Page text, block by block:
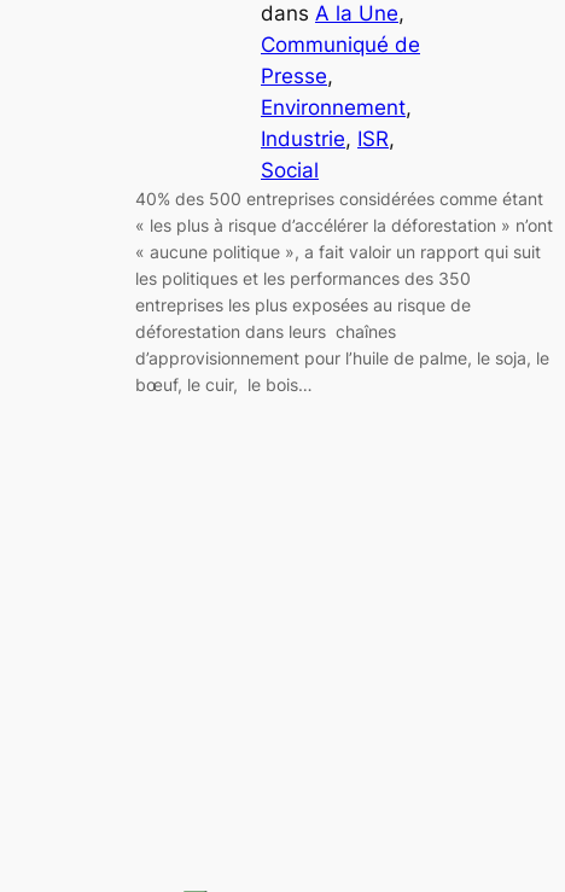
dans A la Une
Communiqué de
Presse
Environnement
Industrie, ISR
Social
40% des 500 entreprises considérées comme étant
« les plus à risque d’accélérer la déforestation » n’ont
« aucune politique », a fait valoir un rapport qui suit
les politiques et les performances des 350
entreprises les plus exposées au risque de
déforestation dans leurs chaînes
d’approvisionnement pour l’huile de palme, le soja, le
bœuf, le cuir, le bois…